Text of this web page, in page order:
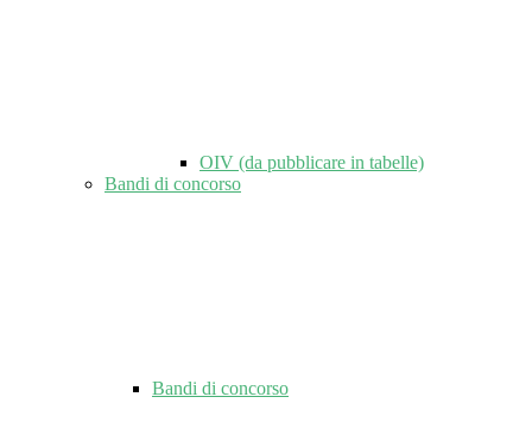
OIV (da pubblicare in tabelle)
Bandi di concorso
Bandi di concorso